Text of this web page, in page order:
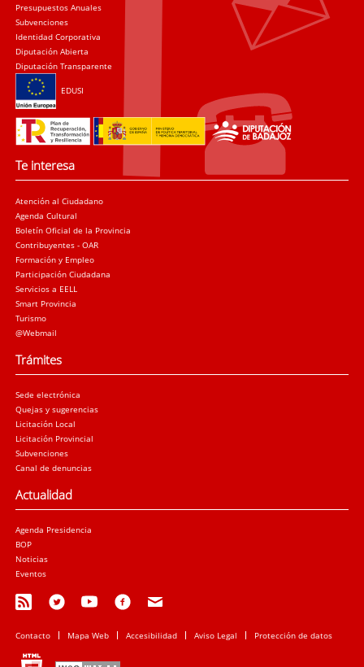
Presupuestos Anuales
Subvenciones
Identidad Corporativa
Diputación Abierta
Diputación Transparente
EDUSI
Te interesa
Atención al Ciudadano
Agenda Cultural
Boletín Oficial de la Provincia
Contribuyentes - OAR
Formación y Empleo
Participación Ciudadana
Servicios a EELL
Smart Provincia
Turismo
@Webmail
Trámites
Sede electrónica
Quejas y sugerencias
Licitación Local
Licitación Provincial
Subvenciones
Canal de denuncias
Actualidad
Agenda Presidencia
BOP
Noticias
Eventos
Contacto Mapa Web Accesibilidad Aviso Legal Protección de datos